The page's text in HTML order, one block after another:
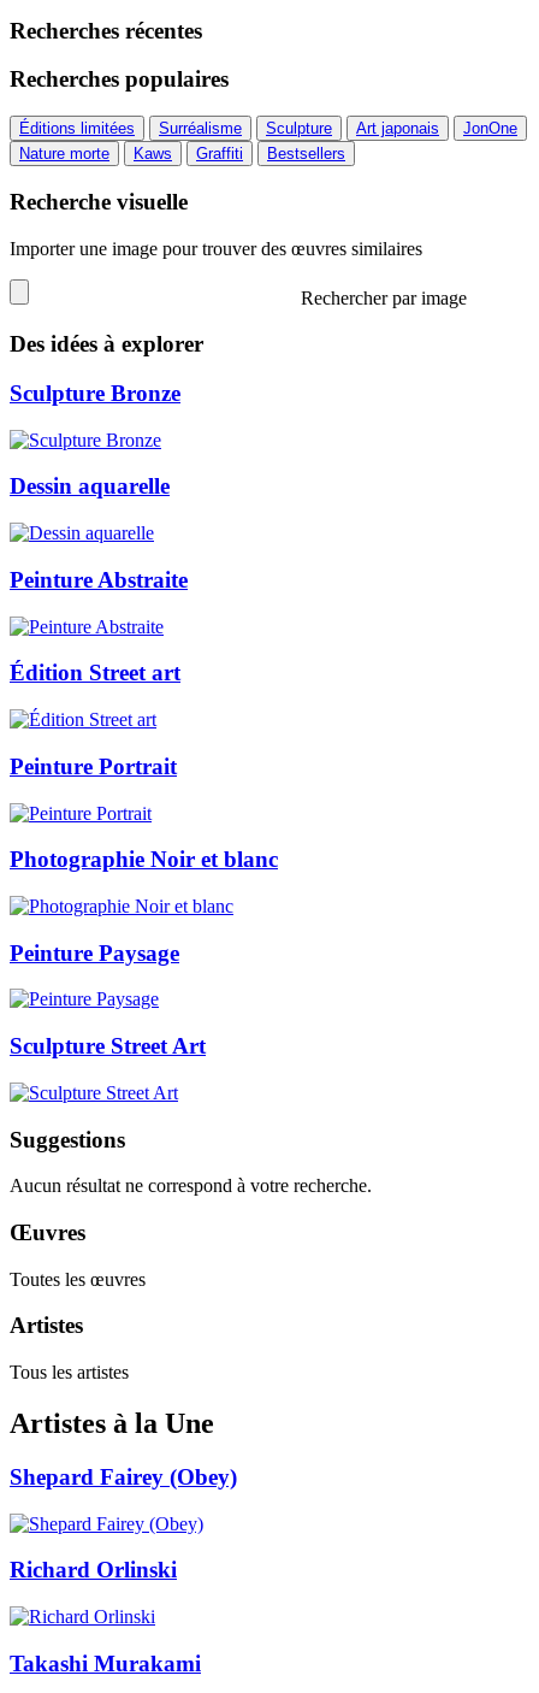
Recherches récentes
Recherches populaires
Éditions limitées Surréalisme Sculpture Art japonais
JonOne
Nature morte
Kaws Graffiti Bestsellers
Recherche visuelle
Importer une image pour trouver des œuvres similaires
Rechercher par image
Des idées à explorer
Sculpture Bronze
Dessin aquarelle
Peinture Abstraite
Édition Street art
Peinture Portrait
Photographie Noir et blanc
Peinture Paysage
Sculpture Street Art
Suggestions
Aucun résultat ne correspond à votre recherche.
Œuvres
Toutes les œuvres
Artistes
Tous les artistes
Artistes à la Une
Shepard Fairey (Obey)
Richard Orlinski
Takashi Murakami